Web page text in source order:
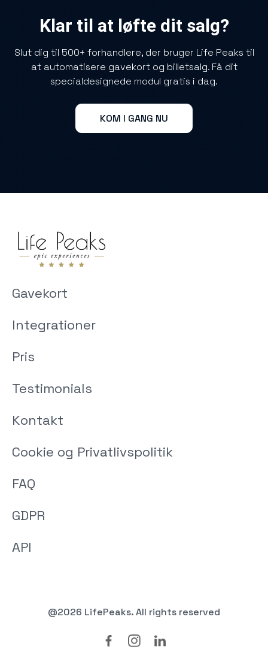
Klar til at løfte dit salg?
Slut dig til 500+ forhandlere, der bruger Life Peaks til
at automatisere gavekort og billetsalg. Få dit
specialdesignede modul gratis i dag.
KOM I GANG NU
Gavekort
Integrationer
Pris
Testimonials
Kontakt
Cookie og Privatlivspolitik
FAQ
GDPR
API
@2026 LifePeaks. All rights reserved